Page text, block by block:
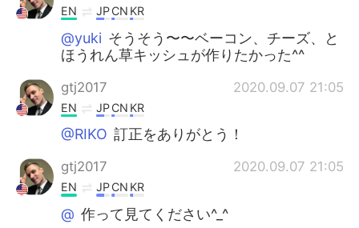
EN JPCN KR
@yuki そうそう〜〜ベーコン、チーズ、と
ほうれん草キッシュが作りたかった^^
gtj2017 2020.09.07 21:05
EN JPCN KR
@RIKO 訂正をありがとう！
gtj2017 2020.09.07 21:05
EN JPCN KR
@ 作って見てください^_^